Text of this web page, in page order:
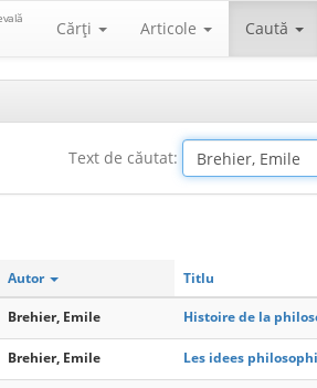
Cărţi Articole Caută
Text de căutat:
Autor Titlu
Brehier, Emile Histoire de la
Brehier, Emile Les idees